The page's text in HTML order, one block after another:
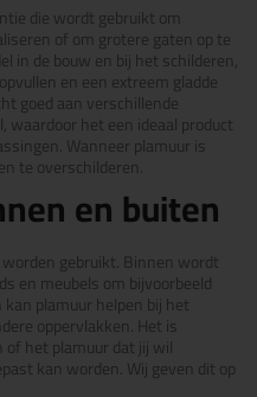
die wordt gebruikt om
of om grotere gaten op te
in de bouw en bij het schilderen,
en een extreem gladde
goed aan verschillende
het een ideaal product
Wanneer plamuur is
te overschilderen.
en buiten
gebruikt. Binnen wordt
en meubels om bijvoorbeeld
plamuur helpen bij het
oppervlakken. Het is
het plamuur dat jij wil
kan worden. Wij geven dit op